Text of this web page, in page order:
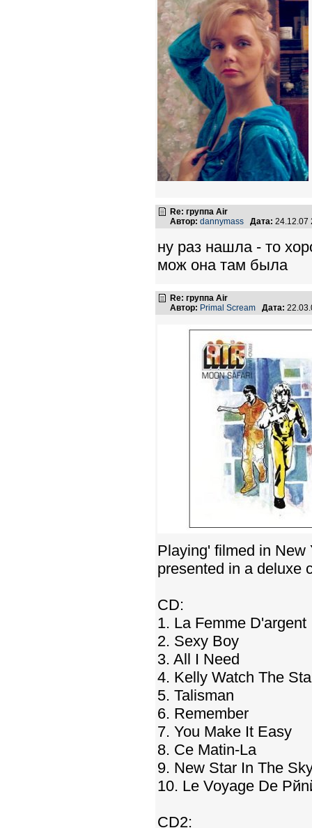
Re: группа Air
Автор: dannymass Дата:
ну раз нашла - то
мож она там была
Re: группа Air
Автор: Primal Scream Дата:
Playing' filmed in New
presented in a deluxe
CD:
1. La Femme D'argent
2. Sexy Boy
3. All I Need
4. Kelly Watch The
5. Talisman
6. Remember
7. You Make It Easy
8. Ce Matin-Lа
9. New Star In The
10. Le Voyage De
CD2: